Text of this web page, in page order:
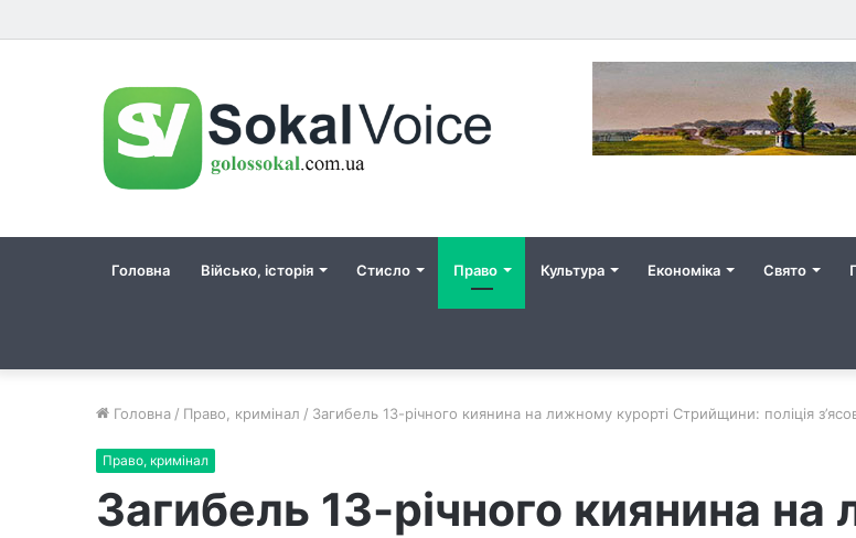
Головна Військо, історія Стисло Право Культура Економіка Свято
Головна / Право, кримінал / Загибель 13-річного киянина на лижному курорті Стрийщини: поліція
Право, кримінал
Загибель 13-річного киянина на